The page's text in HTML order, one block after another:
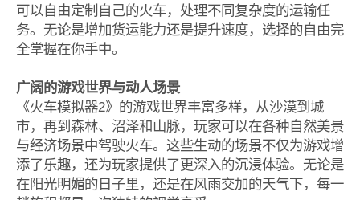
可以自由定制自己的火车，处理不同复杂度的运输任
务。无论是增加货运能力还是提升速度，选择的自由完
全掌握在你手中。
广阔的游戏世界与动人场景
《火车模拟器2》的游戏世界丰富多样，从沙漠到城
市，再到森林、沼泽和山脉，玩家可以在各种自然美景
与经济场景中驾驶火车。这些生动的场景不仅为游戏增
添了乐趣，还为玩家提供了更深入的沉浸体验。无论是
在阳光明媚的日子里，还是在风雨交加的天气下，每一